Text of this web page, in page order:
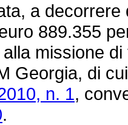
a decorrere
889.355
missione
Georgia, di
n. 1,
.